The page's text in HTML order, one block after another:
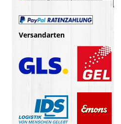
Versandarten